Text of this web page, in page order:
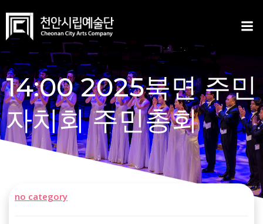
content
14:00 2025북면 주민
자치회 주민총회
no category